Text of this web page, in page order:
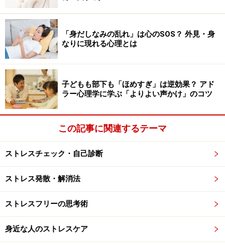
く立ち回ることも可能です。
たとえば、例1のように「お土産はいらない」と「 建
」を言うお姑さんの「
しそうな物を見つけたので、つい買ってしまいました。
ご迷惑でなければ……」なんてかわいい言い訳をして、そ
っとお土産を手渡す。姑は、「もう、気を使わないでっ
て言ってるのにぃ」とかつぶやきながら、内心喜んで受
け取ってくれるかもしれません。こんな風に、ゲーム的
ンの楽しみ方の一つと言えます。
しかし、こうした気配りをそつなくできるのは、「慣
れ」のたまものです。若いうちは、そう器用には立ち回
れないものです。「お土産はいらない」という言葉を鵜
「身だしなみの乱れ」は心のSOS？ 外見・身
なりに現れる心理とは
子どもも部下も「ほめすぎ」は逆効果？ アド
ラー心理学に学ぶ「よりよい声かけ」のコツ
この記事に関連するテーマ
ストレスチェック・自己診断
ストレス発散・解消法
ストレスフリーの思考術
身近な人のストレスケア